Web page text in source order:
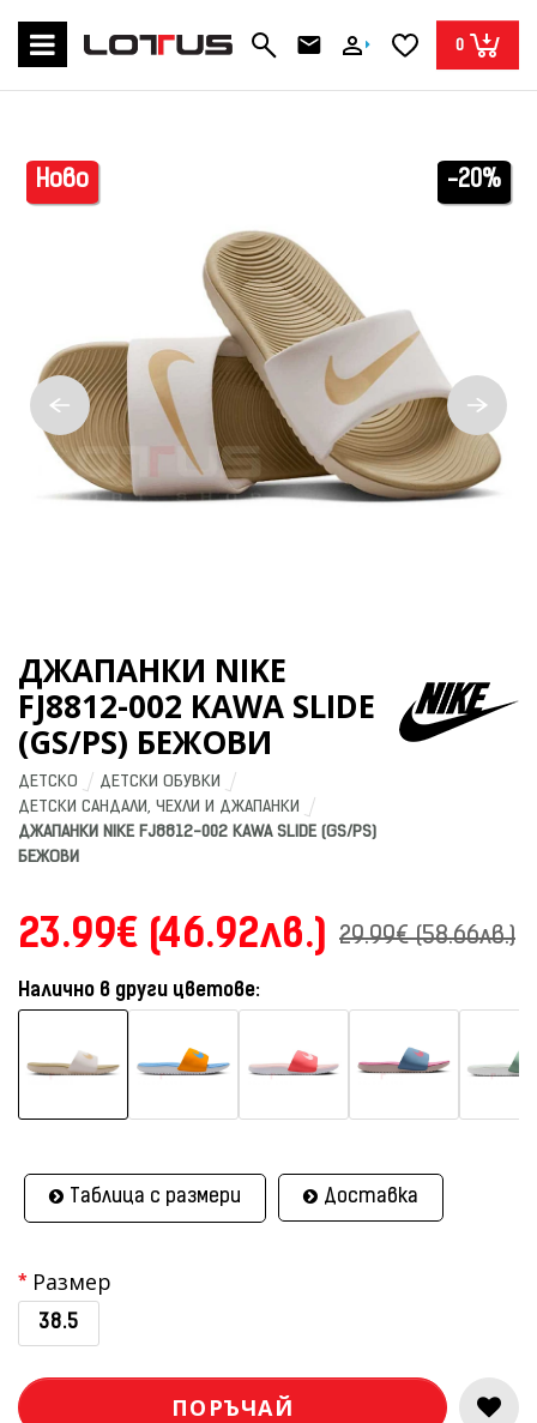
0
-20%
Ново
ДЖАПАНКИ NIKE
FJ8812-002 KAWA SLIDE
(GS/PS) БЕЖОВИ
ДЕТСКО
ДЕТСКИ ОБУВКИ
ДЕТСКИ САНДАЛИ, ЧЕХЛИ И ДЖАПАНКИ
ДЖАПАНКИ NIKE FJ8812-002 KAWA SLIDE (GS/PS)
БЕЖОВИ
23.99€ (46.92лв.) 29.99€ (58.66лв.)
Налично в други цветове:
Таблица с размери Доставка
Размер
38.5
ПОРЪЧАЙ